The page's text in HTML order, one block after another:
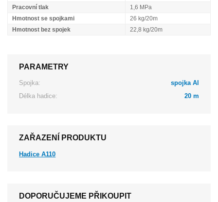
Pracovní tlak
1,6 MPa
Hmotnost se spojkami
26 kg/20m
Hmotnost bez spojek
22,8 kg/20m
PARAMETRY
Spojka:
spojka Al
Délka hadice:
20 m
ZAŘAZENÍ PRODUKTU
Hadice A110
DOPORUČUJEME PŘIKOUPIT